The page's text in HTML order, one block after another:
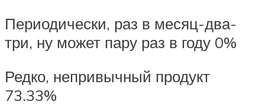
Периодически, раз в месяц-два-
три, ну может пару раз в году 0%
Редко, непривычный продукт
73.33%